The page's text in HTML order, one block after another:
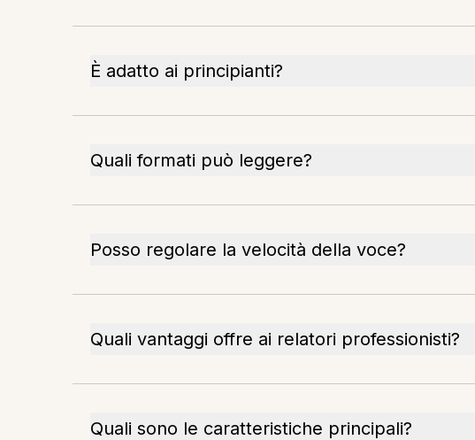
È adatto ai principianti?
Quali formati può leggere?
Posso regolare la velocità della voce?
Quali vantaggi offre ai relatori professionisti?
Quali sono le caratteristiche principali?